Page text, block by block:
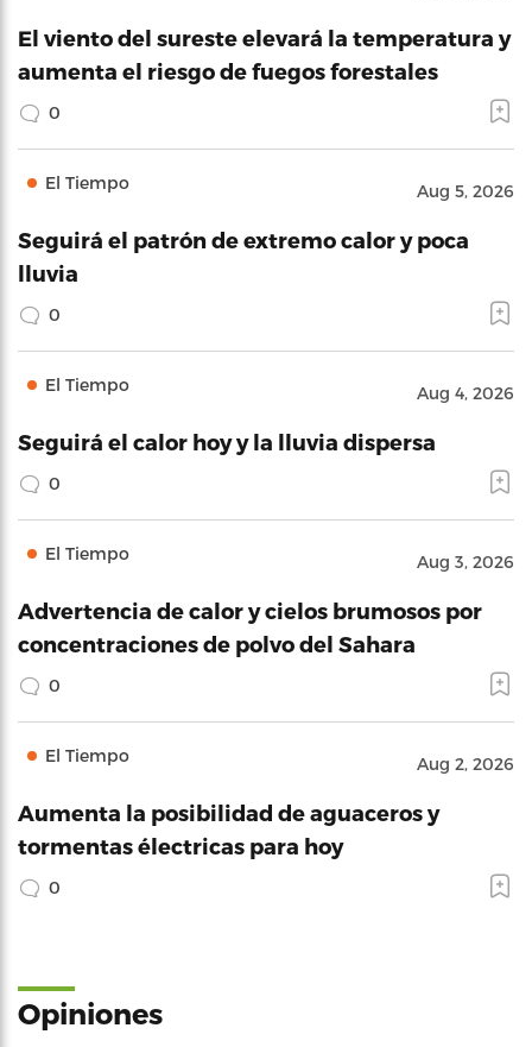
El viento del sureste elevará la temperatura y
aumenta el riesgo de fuegos forestales
0
El Tiempo Aug 5, 2026
Seguirá el patrón de extremo calor y poca
lluvia
0
El Tiempo Aug 4, 2026
Seguirá el calor hoy y la lluvia dispersa
0
El Tiempo Aug 3, 2026
Advertencia de calor y cielos brumosos por
concentraciones de polvo del Sahara
0
El Tiempo Aug 2, 2026
Aumenta la posibilidad de aguaceros y
tormentas électricas para hoy
0
Opiniones